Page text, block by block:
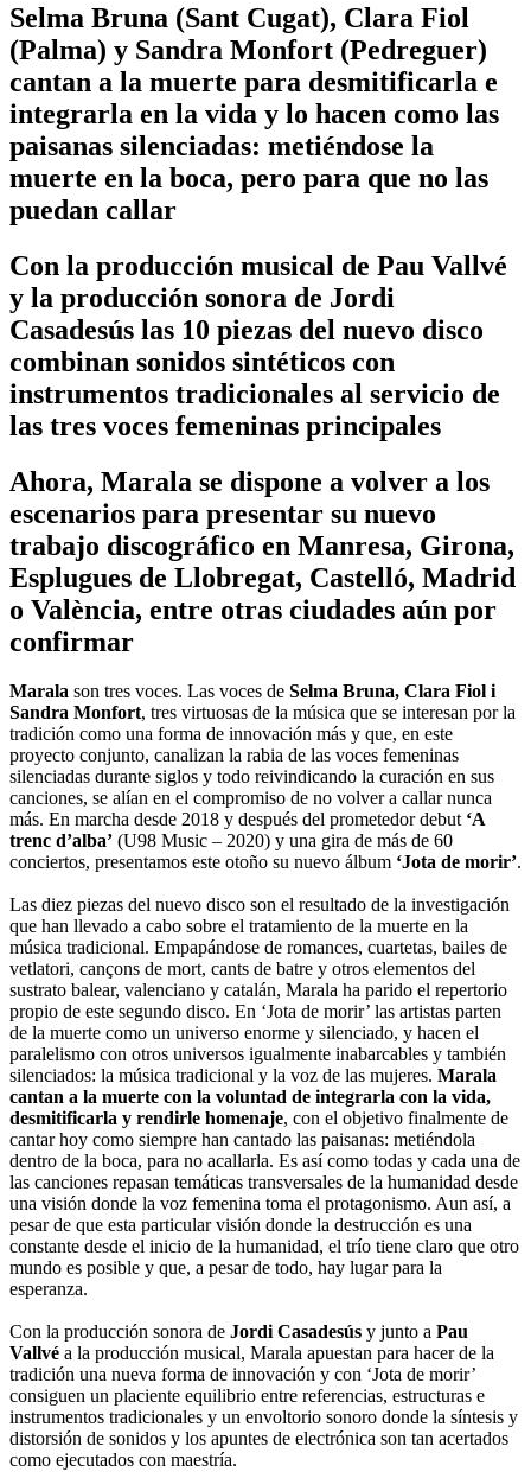
Selma Bruna (Sant Cugat), Clara Fiol
(Palma) y Sandra Monfort (Pedreguer)
cantan a la muerte para desmitificarla e
integrarla en la vida y lo hacen como las
paisanas silenciadas: metiéndose la
muerte en la boca, pero para que no las
puedan callar
Con la producción musical de Pau Vallvé
y la producción sonora de Jordi
Casadesús las 10 piezas del nuevo disco
combinan sonidos sintéticos con
instrumentos tradicionales al servicio de
las tres voces femeninas principales
Ahora, Marala se dispone a volver a los
escenarios para presentar su nuevo
trabajo discográfico en Manresa, Girona,
Esplugues de Llobregat, Castelló, Madrid
o València, entre otras ciudades aún por
confirmar
Marala son tres voces. Las voces de Selma Bruna, Clara Fiol i
Sandra Monfort, tres virtuosas de la música que se interesan por la
tradición como una forma de innovación más y que, en este
proyecto conjunto, canalizan la rabia de las voces femeninas
silenciadas durante siglos y todo reivindicando la curación en sus
canciones, se alían en el compromiso de no volver a callar nunca
más. En marcha desde 2018 y después del prometedor debut ‘A
trenc d’alba’ (U98 Music – 2020) y una gira de más de 60
conciertos, presentamos este otoño su nuevo álbum ‘Jota de morir’.
Las diez piezas del nuevo disco son el resultado de la investigación
que han llevado a cabo sobre el tratamiento de la muerte en la
música tradicional. Empapándose de romances, cuartetas, bailes de
vetlatori, cançons de mort, cants de batre y otros elementos del
sustrato balear, valenciano y catalán, Marala ha parido el repertorio
propio de este segundo disco. En ‘Jota de morir’ las artistas parten
de la muerte como un universo enorme y silenciado, y hacen el
paralelismo con otros universos igualmente inabarcables y también
silenciados: la música tradicional y la voz de las mujeres. Marala
cantan a la muerte con la voluntad de integrarla con la vida,
desmitificarla y rendirle homenaje, con el objetivo finalmente de
cantar hoy como siempre han cantado las paisanas: metiéndola
dentro de la boca, para no acallarla. Es así como todas y cada una de
las canciones repasan temáticas transversales de la humanidad desde
una visión donde la voz femenina toma el protagonismo. Aun así, a
pesar de que esta particular visión donde la destrucción es una
constante desde el inicio de la humanidad, el trío tiene claro que otro
mundo es posible y que, a pesar de todo, hay lugar para la
esperanza.
Con la producción sonora de Jordi Casadesús y junto a Pau
Vallvé a la producción musical, Marala apuestan para hacer de la
tradición una nueva forma de innovación y con ‘Jota de morir’
consiguen un placiente equilibrio entre referencias, estructuras e
instrumentos tradicionales y un envoltorio sonoro donde la síntesis y
distorsión de sonidos y los apuntes de electrónica son tan acertados
como ejecutados con maestría.